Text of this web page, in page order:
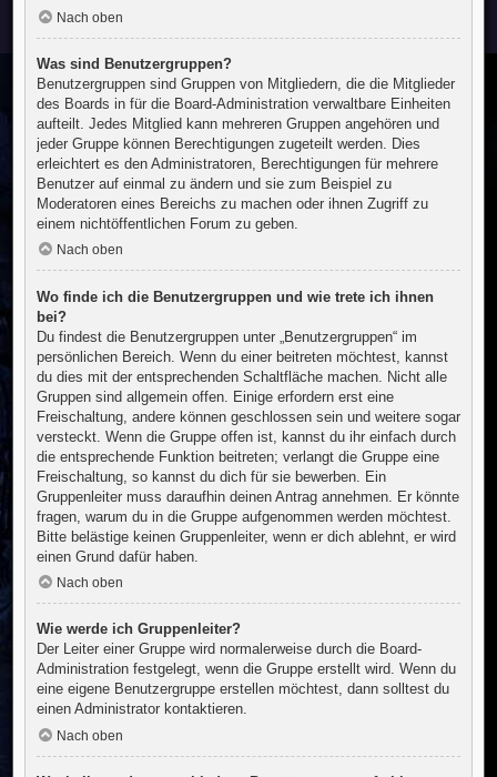
Nach oben
Was sind Benutzergruppen?
Benutzergruppen sind Gruppen von Mitgliedern, die die Mitglieder
des Boards in für die Board-Administration verwaltbare Einheiten
aufteilt. Jedes Mitglied kann mehreren Gruppen angehören und
jeder Gruppe können Berechtigungen zugeteilt werden. Dies
erleichtert es den Administratoren, Berechtigungen für mehrere
Benutzer auf einmal zu ändern und sie zum Beispiel zu
Moderatoren eines Bereichs zu machen oder ihnen Zugriff zu
einem nichtöffentlichen Forum zu geben.
Nach oben
Wo finde ich die Benutzergruppen und wie trete ich ihnen
bei?
Du findest die Benutzergruppen unter „Benutzergruppen“ im
persönlichen Bereich. Wenn du einer beitreten möchtest, kannst
du dies mit der entsprechenden Schaltfläche machen. Nicht alle
Gruppen sind allgemein offen. Einige erfordern erst eine
Freischaltung, andere können geschlossen sein und weitere sogar
versteckt. Wenn die Gruppe offen ist, kannst du ihr einfach durch
die entsprechende Funktion beitreten; verlangt die Gruppe eine
Freischaltung, so kannst du dich für sie bewerben. Ein
Gruppenleiter muss daraufhin deinen Antrag annehmen. Er könnte
fragen, warum du in die Gruppe aufgenommen werden möchtest.
Bitte belästige keinen Gruppenleiter, wenn er dich ablehnt, er wird
einen Grund dafür haben.
Nach oben
Wie werde ich Gruppenleiter?
Der Leiter einer Gruppe wird normalerweise durch die Board-
Administration festgelegt, wenn die Gruppe erstellt wird. Wenn du
eine eigene Benutzergruppe erstellen möchtest, dann solltest du
einen Administrator kontaktieren.
Nach oben